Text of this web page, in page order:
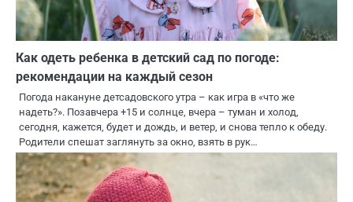
Как одеть ребенка в детский сад по погоде:
рекомендации на каждый сезон
Погода накануне детсадовского утра – как игра в «что же
надеть?». Позавчера +15 и солнце, вчера – туман и холод,
сегодня, кажется, будет и дождь, и ветер, и снова тепло к обеду.
Родители спешат заглянуть за окно, взять в рук…